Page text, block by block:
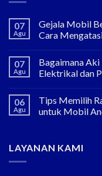
07
Agu
Gejala Mobil
Cara
07
Agu
Bagaimana
Elektrikal dan
06
Agu
Tips Memilih
untuk Mobil
LAYANAN KAMI